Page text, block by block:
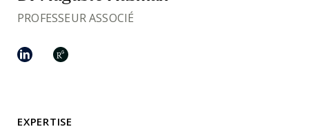
PROFESSEUR ASSOCIÉ
EXPERTISE